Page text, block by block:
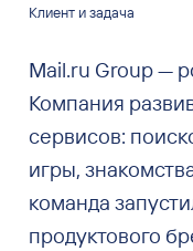
Клиент и задача
Mail.ru Group —
Компания
сервисов:
игры,
команда
продуктового